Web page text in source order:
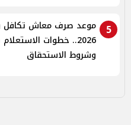
5
موعد صرف معاش
2026.. خطوات
وشروط الاستحقاق